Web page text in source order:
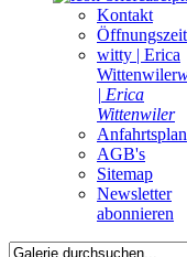
Kontakt
witty | Erica
Wittenwiler
| Erica
Wittenwiler
Anfahrtsplan
AGB's
Sitemap
Newsletter
abonnieren